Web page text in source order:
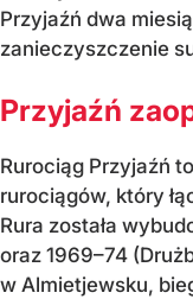
Przyjaźń dwa
zanieczyszczenie
Przyjaźń
Rurociąg Przyjaźń
rurociągów, który
Rura została
oraz 1969–74
w Almietjewsku,